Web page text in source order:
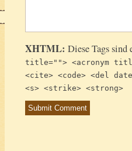
XHTML: Diese Tags
title=""> <acronym
<cite> <code> <del
<s> <strike> <strong>